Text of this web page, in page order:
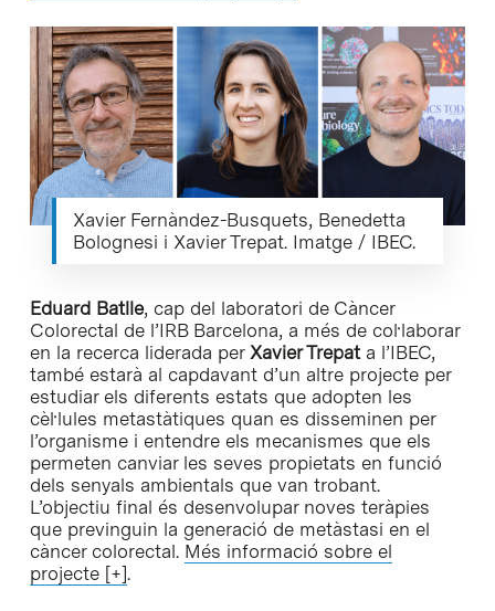
Xavier Fernàndez-Busquets, Benedetta
Bolognesi i Xavier Trepat. Imatge / IBEC.
Eduard Batlle, cap del laboratori de Càncer
Colorectal de l’IRB Barcelona, a més de col·laborar
en la recerca liderada per Xavier Trepat a l’IBEC,
també estarà al capdavant d’un altre projecte per
estudiar els diferents estats que adopten les
cèl·lules metastàtiques quan es disseminen per
l’organisme i entendre els mecanismes que els
permeten canviar les seves propietats en funció
dels senyals ambientals que van trobant.
L’objectiu final és desenvolupar noves teràpies
que previnguin la generació de metàstasi en el
càncer colorectal. Més informació sobre el
projecte [+].